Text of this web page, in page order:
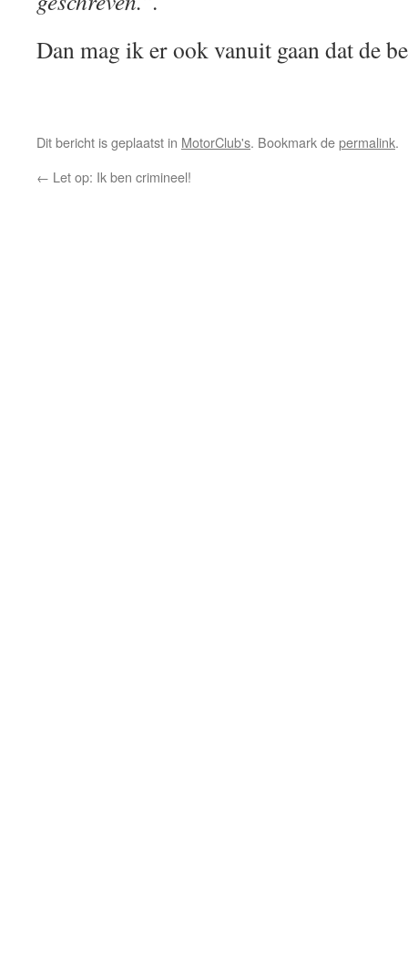
Dan mag ik er ook vanuit gaan dat de
Dit bericht is geplaatst in MotorClub's. Bookmark depermalink.
← Let op: Ik ben crimineel!